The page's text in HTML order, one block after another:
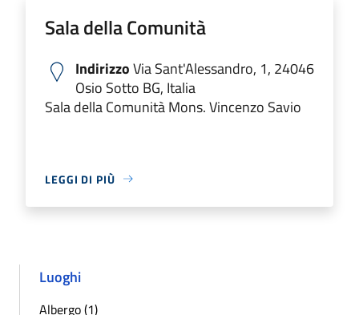
Sala della Comunità
IndirizzoVia Sant'Alessandro, 1, 24046
Osio Sotto BG, Italia
Sala della Comunità Mons. Vincenzo Savio
LEGGI DI PIÙ
Luoghi
Albergo (1)